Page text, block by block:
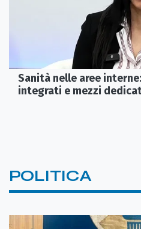
Sanità nelle aree
integrati e mezzi
POLITICA